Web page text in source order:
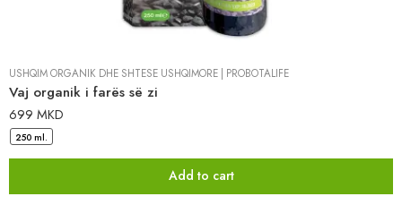
USHQIM ORGANIK DHE SHTESË USHQIMORE PROBOTALIFE
Vaj organik i farës së zi
699 MKD
250 ml.
Add to cart